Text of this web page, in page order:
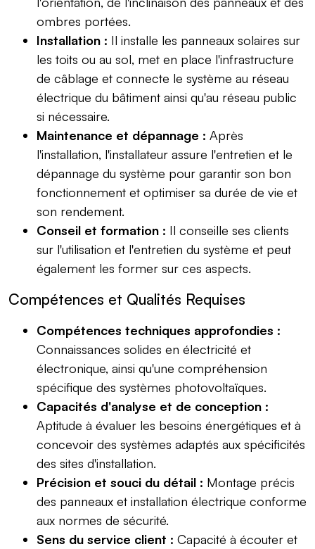
ombres portées.
Installation : Il installe les panneaux solaires sur
les toits ou au sol, met en place l'infrastructure
de câblage et connecte le système au réseau
électrique du bâtiment ainsi qu'au réseau public
si nécessaire.
Maintenance et dépannage : Après
l'installation, l'installateur assure l'entretien et le
dépannage du système pour garantir son bon
fonctionnement et optimiser sa durée de vie et
son rendement.
Conseil et formation : Il conseille ses clients
sur l'utilisation et l'entretien du système et peut
également les former sur ces aspects.
Compétences et Qualités Requises
Compétences techniques approfondies :
Connaissances solides en électricité et
électronique, ainsi qu'une compréhension
spécifique des systèmes photovoltaïques.
Capacités d'analyse et de conception :
Aptitude à évaluer les besoins énergétiques et à
concevoir des systèmes adaptés aux spécificités
des sites d'installation.
Précision et souci du détail : Montage précis
des panneaux et installation électrique conforme
aux normes de sécurité.
Sens du service client : Capacité à écouter et